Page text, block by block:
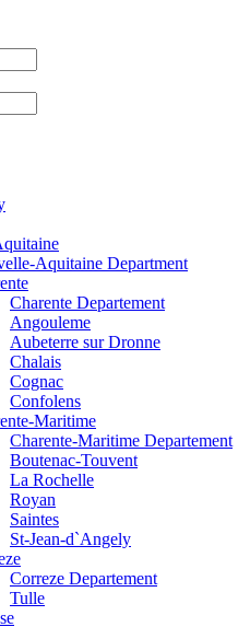
Aquitaine Department
Charente Departement
Angouleme
Aubeterre sur Dronne
Chalais
Cognac
Confolens
Maritime
Charente-Maritime Departement
Boutenac-Touvent
La Rochelle
Royan
Saintes
St-Jean-d`Angely
Correze Departement
Tulle